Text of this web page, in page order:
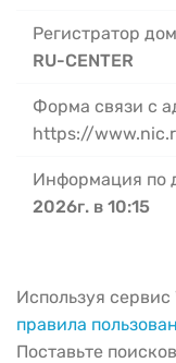
Регистратор
RU-CENTER
Форма связи с
https://
Информация по
2026г. в 10:15
Используя сервис
правила
Поставьте